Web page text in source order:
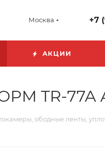
Москва +7
АКЦИИ
TR-77A
ободные ленты,